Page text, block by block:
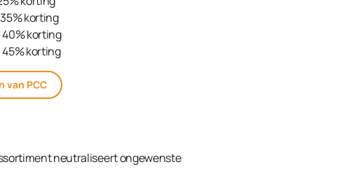
korting
korting
korting
van PCC
neutraliseert ongewenste